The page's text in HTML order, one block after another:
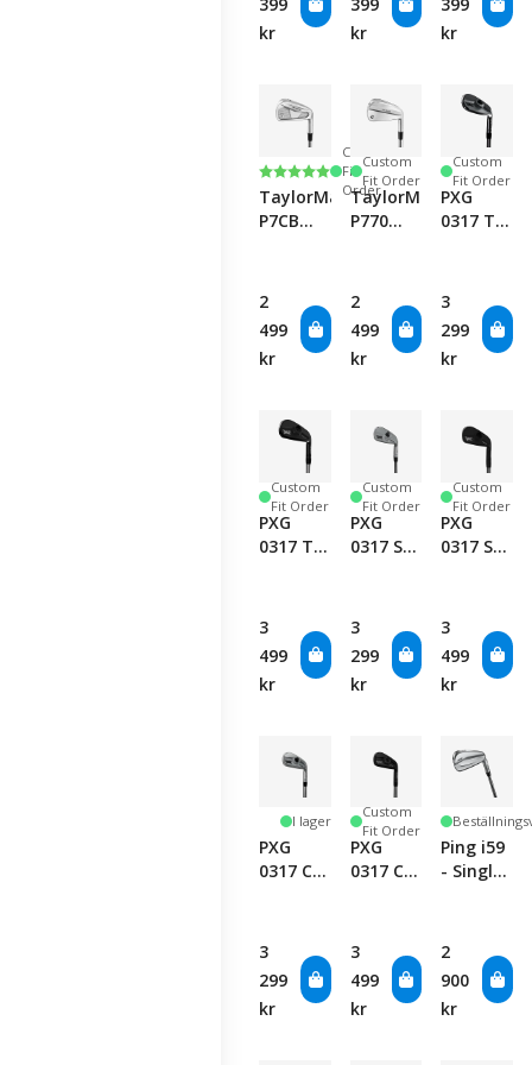
kr
Club
kr
kr
Betyg:
5.0 utav 5 stjärnor
Custom
Fit
Order
TaylorMade
P7CB
Club
2
499
kr
Custom
Fit Order
TaylorMade
P770
Club
2
499
kr
Custom
Fit Order
PXG
0317 T
Single
Club
3
299
kr
Custom
Fit Order
PXG
0317 T
Single
Club
3
499
kr
Custom
Fit Order
PXG
0317 ST
Single
Club
3
299
kr
Custom
Fit Order
PXG
0317 ST
Single
Club
3
499
kr
I lager
PXG
0317 CB
Single
3
299
kr
Custom
Fit Order
PXG
0317 CB
Single
3
499
kr
Ping i59
- Single
2
900
kr